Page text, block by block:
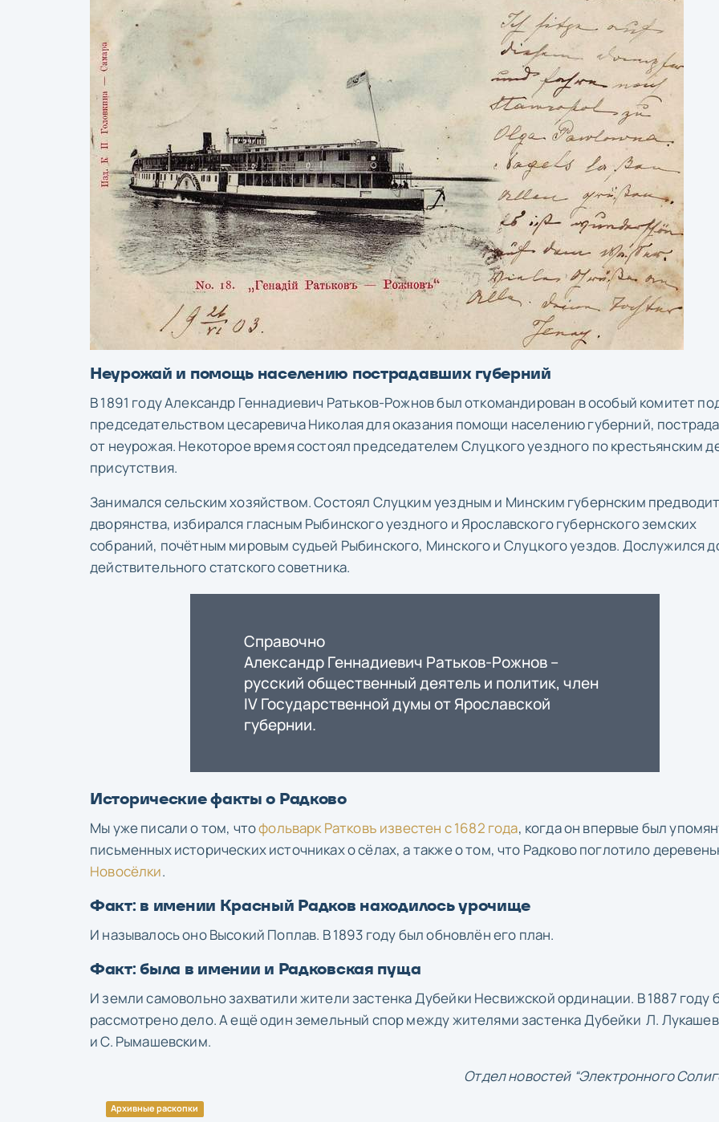
Неурожай и помощь населению пострадавших губерний
В 1891 году Александр Геннадиевич Ратьков-Рожнов был откомандирован в особый комитет
председательством цесаревича Николая для оказания помощи населению губерний,
от неурожая. Некоторое время состоял председателем Слуцкого уездного по крестьянским
присутствия.
Занимался сельским хозяйством. Состоял Слуцким уездным и Минским губернским
дворянства, избирался гласным Рыбинского уездного и Ярославского губернского земских
собраний, почётным мировым судьей Рыбинского, Минского и Слуцкого уездов. Дослужился
действительного статского советника.
Справочно
Александр Геннадиевич Ратьков-Рожнов –
русский общественный деятель и политик, член
IV Государственной думы от Ярославской
губернии.
Исторические факты о Радково
Мы уже писали о том, чтофольварк Ратковъ известен с 1682 года, когда он впервые был
письменных исторических источниках о сёлах, а также о том, что Радково поглотило
Новосёлки.
Факт: в имении Красный Радков находилось урочище
И называлось оно Высокий Поплав. В 1893 году был обновлён его план.
Факт: была в имении и Радковская пуща
И земли самовольно захватили жители застенка Дубейки Несвижской ординации. В 1887 году
рассмотрено дело. А ещё один земельный спор между жителями застенка Дубейки Л.
и С. Рымашевским.
Отдел новостей “Электронного
Архивные раскопки